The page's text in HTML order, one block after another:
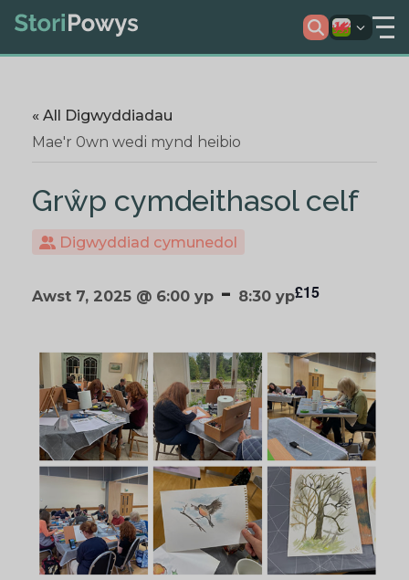
« All Digwyddiadau
Mae'r 0wn wedi mynd heibio
Grŵp cymdeithasol celf
Digwyddiad cymunedol
Awst 7, 2025 @ 6:00 yp - 8:30 yp£15